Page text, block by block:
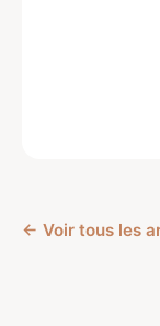
← Voir tous les